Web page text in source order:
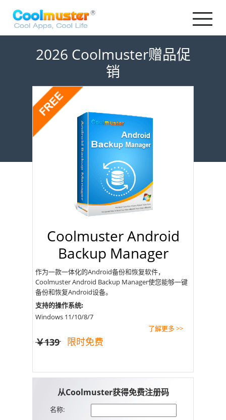
2026 Coolmuster赠品促
销
Coolmuster Android Backup Manager
Coolmuster Android
Backup Manager
作为一款一体化的Android备份和恢复软件，
Coolmuster Android Backup Manager使您能够一键
备份和恢复Android设备。
支持的操作系统:
Windows 11/10/8/7
了解更多 >>
￥139 限时免费
从Coolmuster获得免费注册码
名称: